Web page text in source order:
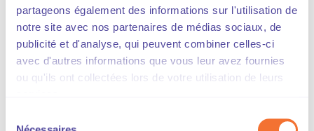
partageons également des informations sur l'utilisation de
notre site avec nos partenaires de médias sociaux, de
publicité et d'analyse, qui peuvent combiner celles-ci
avec d'autres informations que vous leur avez fournies
ou qu'ils ont collectées lors de votre utilisation de leurs
certaines entreprises françaises.
"Point sur" l’obligation de
mise sur le marché
d’emballage réemployés et